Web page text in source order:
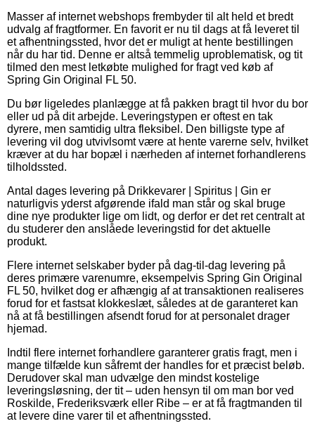
Masser af internet webshops frembyder til alt held et bredt
udvalg af fragtformer. En favorit er nu til dags at få leveret til
et afhentningssted, hvor det er muligt at hente bestillingen
når du har tid. Denne er altså temmelig uproblematisk, og tit
tilmed den mest letkøbte mulighed for fragt ved køb af
Spring Gin Original FL 50.
Du bør ligeledes planlægge at få pakken bragt til hvor du bor
eller ud på dit arbejde. Leveringstypen er oftest en tak
dyrere, men samtidig ultra fleksibel. Den billigste type af
levering vil dog utvivlsomt være at hente varerne selv, hvilket
kræver at du har bopæl i nærheden af internet forhandlerens
tilholdssted.
Antal dages levering på Drikkevarer | Spiritus | Gin er
naturligvis yderst afgørende ifald man står og skal bruge
dine nye produkter lige om lidt, og derfor er det ret centralt at
du studerer den anslåede leveringstid for det aktuelle
produkt.
Flere internet selskaber byder på dag-til-dag levering på
deres primære varenumre, eksempelvis Spring Gin Original
FL 50, hvilket dog er afhængig af at transaktionen realiseres
forud for et fastsat klokkeslæt, således at de garanteret kan
nå at få bestillingen afsendt forud for at personalet drager
hjemad.
Indtil flere internet forhandlere garanterer gratis fragt, men i
mange tilfælde kun såfremt der handles for et præcist beløb.
Derudover skal man udvælge den mindst kostelige
leveringsløsning, der tit – uden hensyn til om man bor ved
Roskilde, Frederiksværk eller Ribe – er at få fragtmanden til
at levere dine varer til et afhentningssted.